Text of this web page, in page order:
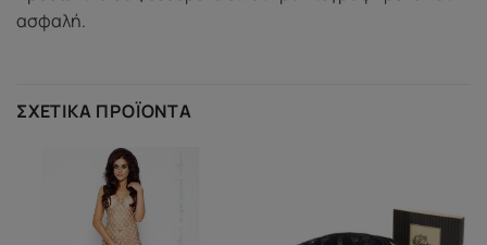
ασφαλή.
ΣΧΕΤΙΚΆ ΠΡΟΪΌΝΤΑ